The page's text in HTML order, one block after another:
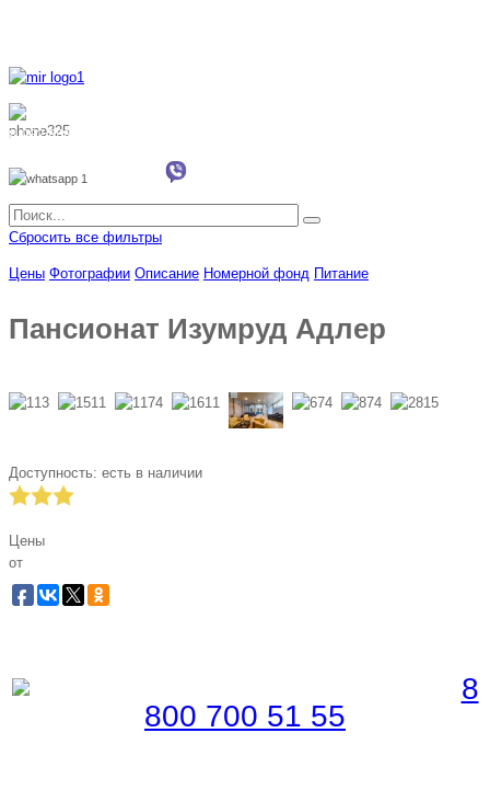
8 962 888 51 55
Сбросить все фильтры
Цены Фотографии Описание Номерной фонд Питание
Пансионат Изумруд Адлер
Доступность: есть в наличии
Цены
от
8
800 700 51 55